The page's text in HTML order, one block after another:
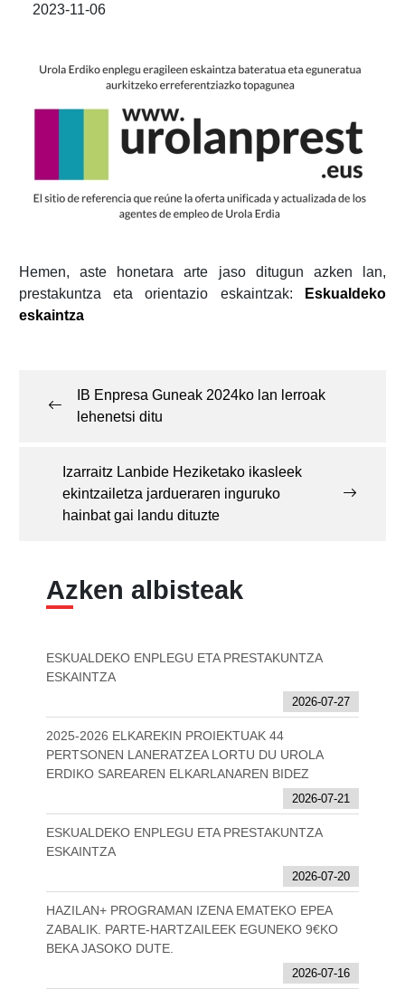
2023-11-06
Hemen, aste honetara arte jaso ditugun azken lan,
prestakuntza eta orientazio eskaintzak:
Eskualdeko
eskaintza
IB Enpresa Guneak 2024ko lan lerroak
lehenetsi ditu
Izarraitz Lanbide Heziketako ikasleek
ekintzailetza jardueraren inguruko
hainbat gai landu dituzte
Azken albisteak
ESKUALDEKO ENPLEGU ETA PRESTAKUNTZA
ESKAINTZA
2026-07-27
2025-2026 ELKAREKIN PROIEKTUAK 44
PERTSONEN LANERATZEA LORTU DU UROLA
ERDIKO SAREAREN ELKARLANAREN BIDEZ
2026-07-21
ESKUALDEKO ENPLEGU ETA PRESTAKUNTZA
ESKAINTZA
2026-07-20
HAZILAN+ PROGRAMAN IZENA EMATEKO EPEA
ZABALIK. PARTE-HARTZAILEEK EGUNEKO 9€KO
BEKA JASOKO DUTE.
2026-07-16